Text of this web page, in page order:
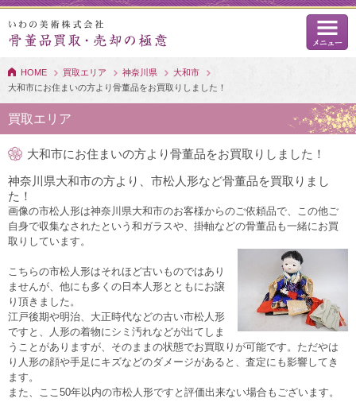
HOME 買取エリア 神奈川県
大和市
大和市にお住まいの方より骨董品をお買取りしました！
買取エリア
大和市にお住まいの方より骨董品をお買取りしました！
神奈川県大和市の方より、市松人形など骨董品を買取りまし
た！
画像の市松人形は神奈川県大和市のお客様からのご依頼品で、この他ご
自身で収集なされたという和ガラスや、掛軸などの骨董品も一緒にお買
取りしています。
こちらの市松人形はそれほど古いものではあり
ませんが、他にも多くの日本人形とともにお譲
り頂きました。
江戸後期や明治、大正時代などの古い市松人形
ですと、人形の着物にシミ汚れなどが出てしま
うことがありますが、そのままの状態でお買取りが可能です。ただやは
り人形の顔や手足にキズなどのダメージがあると、査定にも影響してき
ます。
また、ここ50年以内の市松人形ですと評価出来ない場合もございます。